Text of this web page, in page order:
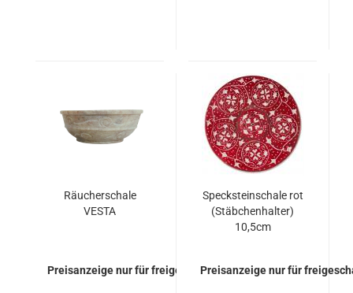
Räucherschale
VESTA
Preisanzeige nur für freigeschaltete Kunden
Specksteinschale rot
(Stäbchenhalter)
10,5cm
Preisanzeige nur für